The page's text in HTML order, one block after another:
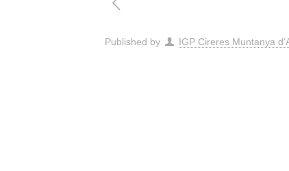
Published by IGP Cireres Muntanya